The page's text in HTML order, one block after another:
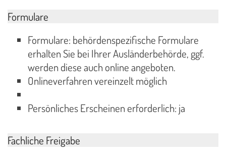
Formulare
Formulare: behördenspezifische Formulare
erhalten Sie bei Ihrer Ausländerbehörde, ggf.
werden diese auch online angeboten.
Onlineverfahren vereinzelt möglich
Persönliches Erscheinen erforderlich: ja
Fachliche Freigabe